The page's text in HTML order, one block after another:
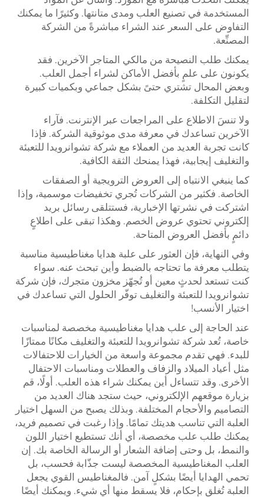
المستخدمة في تصنيع العلب ومدى متانتها. وكثيرًا ما يمكنك
التفاوض على السعر عند الشراء مباشرةً من الشركة
المصنِّعة.
يمكنك طلب النصيحة من مالكي المتاجر الآخرين. فقد
يكونون على علمٍ بأفضل الأماكن لشراء أجمل العلب.
وبعض المحال تشتري حتىً بشكل جماعي وبكميات كبيرة
لتقليل التكلفة.
ولا تنسَ الاطلاع على المراجعات عبر الإنترنت. فآراء
الآخرين تساعدك في معرفة مدى موثوقية الشركة. فإذا
كانت تجربة العديد من العملاء مع شركة تشوانرويدا للتعبئة
والتغليف إيجابية، فهذا يمنحك الثقة الكافية.
كما ينبغي الانتباه إلى العروض الترويجية أو الصفقات
الخاصة. فكثير من الشركات تُجري تخفيضات موسمية، وإذا
اشتركت في نشرتها الإخبارية، فستتلقى رسائل بريد
إلكتروني تحتوي عروض الخصم. وهكذا تبقى على اطلاعٍ
دائمٍ بأفضل العروض المتاحة.
وفي النهاية، فإن العثور على علبة هدايا مغناطيسية مناسبة
يتطلب معرفة ما تحتاجه بالضبط وأين تبحث عنه. سواء
كنت تستعد لحدثٍ معين أو تُجهّز مخزون متجرك، فإن شركة
تشوانرويدا للتعبئة والتغليف توفّر الحلول التي تساعدك في
اختيار الأنسب!
عند الحاجة إلى علب هدايا مغناطيسية مخصصة لمناسبات
خاصة، تُعد شركة تشوانرويدا للتعبئة والتغليف مكانًا ممتازًا
للبدء. فهي تقدم مجموعة واسعة من الخيارات للاحتفالات
مثل أعياد الميلاد والزفاف والعطلات ومناسبات الاحتفال
الأخرى. وقد تتساءل أين يمكنك شراء هذه العلب. أولًا، قم
بزيارة موقعهم الإلكتروني، حيث ستجد هناك العديد من
التصاميم والأحجام المختلفة. وبذلك يصبح من السهل اختيار
العلبة التي تناسب هديتك تمامًا. وإذا رغبت في تصميم فريد،
يمكنك طلب علب مخصصة، أي أنك تستطيع اختيار اللون
والنمط، بل وحتى إضافة الشعار أو الرسالة الخاصة بك. إن
العلب المغناطيسية المخصصة ليست جذّابة فحسب، بل
تحمي الهدايا أيضًا بشكلٍ آمن. فالمغناطيس القوي يجعل
العلبة تُغلق بإحكام، فلا يسقط منها أي شيء. ويمكنك أيضًا